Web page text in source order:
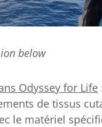
below
Odyssey for Life
de tissus
le matériel